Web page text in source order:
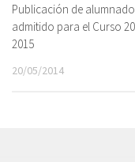
Publicación de alumnado
admitido para el Curso
2015
20/05/2014